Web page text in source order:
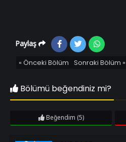
Paylaş
« Önceki Bölüm Sonraki Bölüm »
Bölümü beğendiniz mi?
Beğendim (5)
One Pace